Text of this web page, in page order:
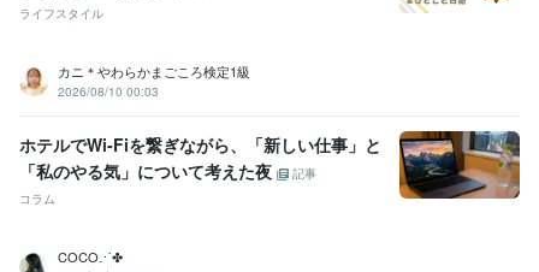
ライフスタイル
カニ＊やわらかまごころ検定1級
2026/08/10 00:03
ホテルでWi-Fiを繋ぎながら、「新しい仕事」と
「私のやる気」について考えた夜
記事
コラム
COCO⋰✤